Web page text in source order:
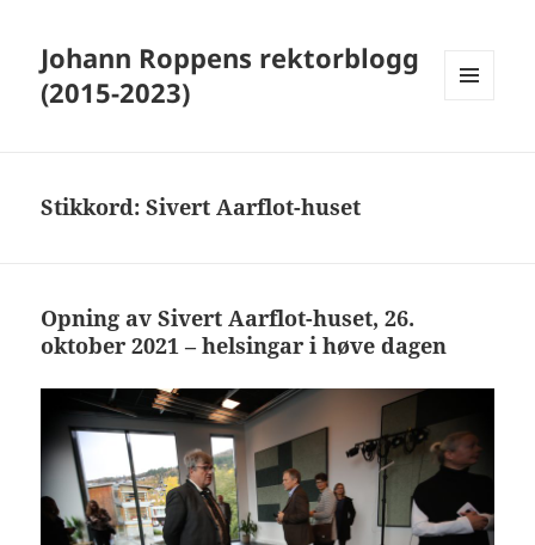
Johann Roppens rektorblogg
(2015-2023)
Stikkord:Sivert Aarflot-huset
Opning av Sivert Aarflot-huset, 26.
oktober 2021 – helsingar i høve dagen